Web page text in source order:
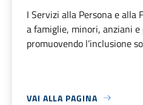
I Servizi alla Persona e alla
a famiglie, minori, anziani
promuovendo l’inclusione
VAI ALLA PAGINA